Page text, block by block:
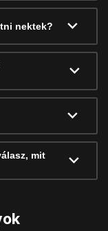
nektek?
mit